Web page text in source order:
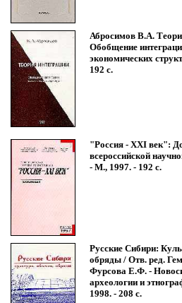
Абросимов В.А.
Обобщение
экономических
192 с.
"Россия - XXI век":
всероссийской
- М., 1997. - 192 с.
Русские Сибири:
обряды / Отв. ред.
Фурсова Е.Ф. -
археологии и
1998. - 208 с.